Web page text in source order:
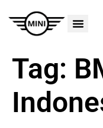
Tag: